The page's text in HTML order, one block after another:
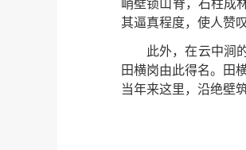
峭壁锁山脊，石柱成
其逼真程度，使人赞
此外，在云中涧
田横岗由此得名。田
当年来这里，沿绝壁